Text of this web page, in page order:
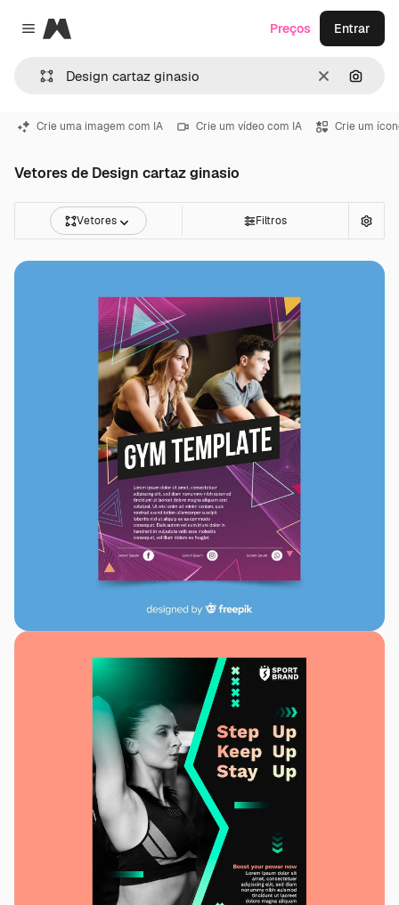
Close menu
Magnific
Limpar
Preços Entrar
Crie uma imagem com IA Crie um vídeo com IA Crie um
Vetores de Design cartaz ginasio
Vetores Filtros